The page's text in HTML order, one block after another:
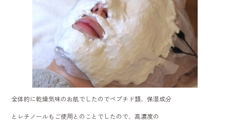
全体的に乾燥気味のお肌でしたのでペプチド類、保湿成分
とレチノールもご使用とのことでしたので、高濃度の